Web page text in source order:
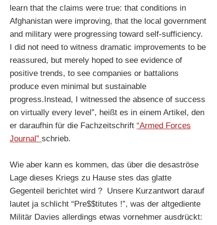
learn that the claims were true: that conditions in
Afghanistan were improving, that the local government
and military were progressing toward self-sufficiency.
I did not need to witness dramatic improvements to be
reassured, but merely hoped to see evidence of
positive trends, to see companies or battalions
produce even minimal but sustainable
progress.Instead, I witnessed the absence of success
on virtually every level”, heißt es in einem Artikel, den
er daraufhin für die Fachzeitschrift “Armed Forces
Journal” schrieb.
Wie aber kann es kommen, das über die desaströse
Lage dieses Kriegs zu Hause stes das glatte
Gegenteil berichtet wird ? Unsere Kurzantwort darauf
lautet ja schlicht “Pre$$titutes !”, was der altgediente
Militär Davies allerdings etwas vornehmer ausdrückt: